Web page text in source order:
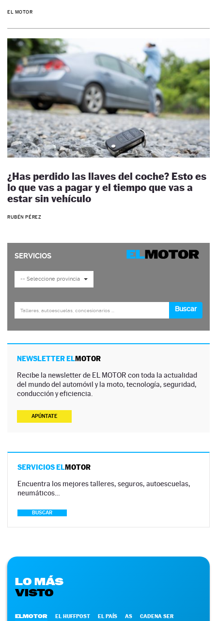
EL MOTOR
¿Has perdido las llaves del coche? Esto es
lo que vas a pagar y el tiempo que vas a
estar sin vehículo
RUBÉN PÉREZ
NEWSLETTER ELMOTOR
Recibe la newsletter de EL MOTOR con toda la actualidad
del mundo del automóvil y la moto, tecnología, seguridad,
conducción y eficiencia.
APÚNTATE
SERVICIOS ELMOTOR
Encuentra los mejores talleres, seguros, autoescuelas,
neumáticos…
BUSCAR
LO MÁS
VISTO
ELMOTOR EL HUFFPOST EL PAÍS AS CADENA SER